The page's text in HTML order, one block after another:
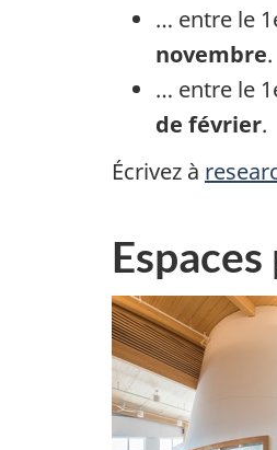
… entre le
novembre.
… entre le
de février.
Écrivez à